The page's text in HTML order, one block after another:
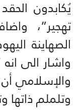
يُكابدون
الصهاينة
واشار الى
والإسلامي أن
وتلملم ذاتها